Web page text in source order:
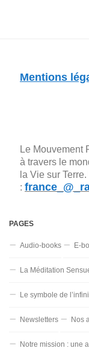
Mentions
Le Mouvement
à travers le
la Vie sur
:
PAGES
Audio-books E-
La Méditation
Le symbole de l’infini
Newsletters Nos
Notre mission : une